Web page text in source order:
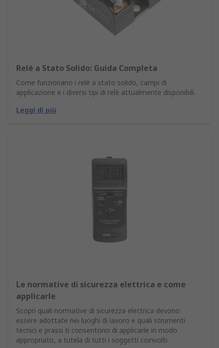
Relè a Stato Solido: Guida Completa
Come funzionano i relè a stato solido, campi di
applicazione e i diversi tipi di relè attualmente disponibili.
Leggi di più
Le normative di sicurezza elettrica e come
applicarle
Scopri quali normative di sicurezza elettrica devono
essere adottate nei luoghi di lavoro e quali strumenti
tecnici e prassi ti consentono di applicarle in modo
appropriato, a tutela di tutti i soggetti coinvolti.